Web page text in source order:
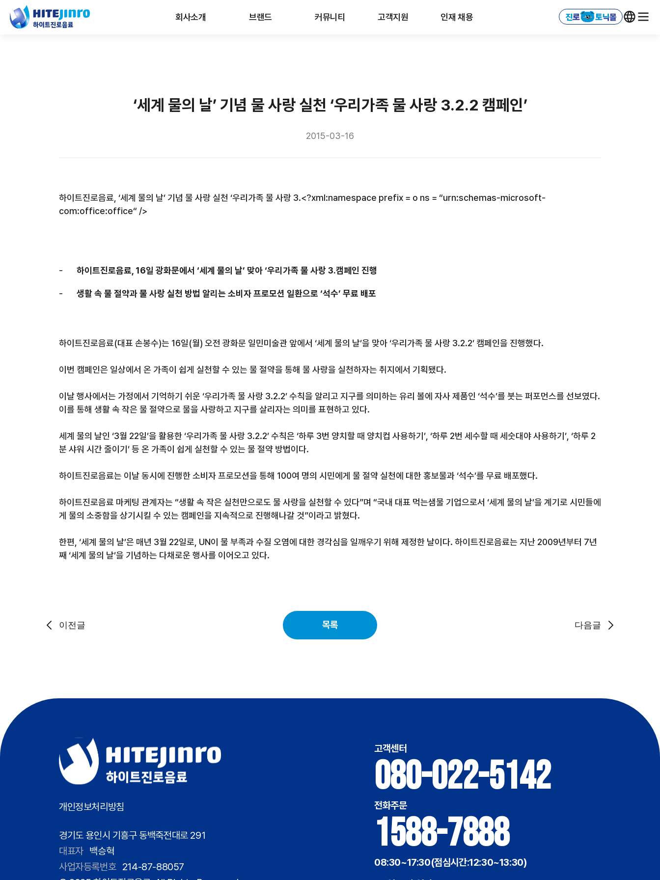
회사소개 브랜드 커뮤니티 고객지원 인재 채용
‘세계 물의 날’ 기념 물 사랑 실천 ‘우리가족 물 사랑 3.2.2 캠페인’
2015-03-16
하이트진로음료 ‘세계 물의 날’ 기념 물 사랑 실천 ‘우리가족 물 사랑 3.<?xml:namespace prefix = o ns = “urn:schemas-microsoft-
com:office:office“ />
- 하이트진로음료 , 16일 광화문에서 ‘세계 물의 날’ 맞아 ‘우리가족 물 사랑3.캠페인 진행
- 생활 속 물 절약과 물 사랑 실천 방법 알리는 소비자 프로모션 일환으로 ‘석수’ 무료 배포
하이트진로음료(대표 손봉수)는 16일(월) 오전 광화문 일민미술관 앞에서 ‘세계 물의 날’을 맞아‘우리가족 물 사랑 3.2.2’ 캠페인을 진행했다.
이번 캠페인은 일상에서 온 가족이 쉽게 실천할 수 있는 물 절약을 통해 물 사랑을 실천하자는 취지에서 기획됐다.
이날 행사에서는 가정에서 기억하기 쉬운 ‘우리가족 물 사랑 3.2.2’수칙을 알리고 지구를 의미하는 유리 볼에 자사 제품인 ‘석수’를 붓는 퍼포먼스를 선보였다.
이를 통해 생활 속 작은 물 절약으로 물을 사랑하고 지구를 살리자는 의미를 표현하고 있다.
세계 물의 날인 ‘3월 22일’을 활용한‘우리가족 물 사랑 3.2.2’수칙은 ‘하루 3번 양치할 때 양치컵 사용하기 ’, ‘하루 2번 세수할 때 세숫대야 사용하기 ’, ‘하루 2
분 샤워 시간 줄이기 ’등 온 가족이 쉽게 실천할 수 있는 물 절약 방법이다.
하이트진로음료는 이날 동시에 진행한 소비자 프로모션을 통해 100여 명의 시민에게 물 절약 실천에 대한 홍보물과‘석수’를 무료 배포했다.
하이트진로음료 마케팅 관계자는 “생활 속 작은 실천만으로도 물 사랑을 실천할 수 있다”며 “국내 대표 먹는샘물 기업으로서 ‘세계 물의 날’을 계기로 시민들에
게 물의 소중함을 상기시킬 수 있는 캠페인을 지속적으로 진행해나갈 것”이라고 밝혔다.
한편 , ‘세계 물의 날’은 매년 3월 22일로 , UN이 물 부족과 수질 오염에 대한 경각심을 일깨우기 위해 제정한 날이다. 하이트진로음료는 지난 2009년부터 7년
째 ‘세계 물의 날’을 기념하는 다채로운 행사를 이어오고 있다.
이전글 목록 다음글
개인정보처리방침
경기도 용인시 기흥구 동백죽전대로 291
대표자 백승혁
사업자등록번호 214-87-88057
고객센터
080-022-5142
전화주문
1588-7888
08:30~17:30(점심시간:12:30~13:30)